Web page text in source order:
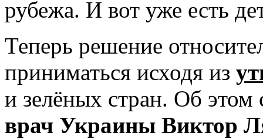
рубежа. И вот уже есть
Теперь решение
приниматься исходя из
и зелёных стран. Об
врач Украины Виктор